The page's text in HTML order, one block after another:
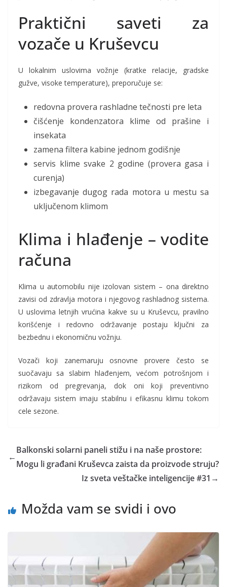
Praktični saveti za
vozače u Kruševcu
U lokalnim uslovima vožnje (kratke relacije, gradske
gužve, visoke temperature), preporučuje se:
redovna provera rashladne tečnosti pre leta
čišćenje kondenzatora klime od prašine i
insekata
zamena filtera kabine jednom godišnje
servis klime svake 2 godine (provera gasa i
curenja)
izbegavanje dugog rada motora u mestu sa
uključenom klimom
Klima i hlađenje – vodite
računa
Klima u automobilu nije izolovan sistem – ona direktno
zavisi od zdravlja motora i njegovog rashladnog sistema.
U uslovima letnjih vrućina kakve su u Kruševcu, pravilno
korišćenje i redovno održavanje postaju ključni za
bezbednu i ekonomičnu vožnju.
Vozači koji zanemaruju osnovne provere često se
suočavaju sa slabim hlađenjem, većom potrošnjom i
rizikom od pregrevanja, dok oni koji preventivno
održavaju sistem imaju stabilnu i efikasnu klimu tokom
cele sezone.
←
Balkonski solarni paneli stižu i na naše prostore:
Mogu li građani Kruševca zaista da proizvode struju?
Iz sveta veštačke inteligencije #31 →
Možda vam se svidi i ovo